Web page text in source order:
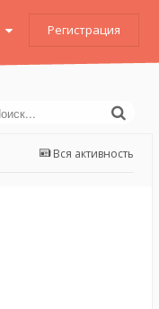
Регистрация
Вся активность